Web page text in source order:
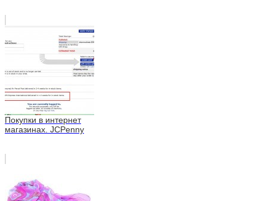
Покупки в интернет
магазинах. JCPenny